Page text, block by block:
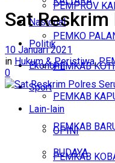
Nasional
Politik
Ekonomi
Sport
Lain-lain
OPINI
BUDAYA
PEMPROV
PEMKO
PEMKAB
PEMKAB
PEMKAB
PEMKAB
Sat
10 Januari 2021
in Hukum & Peristiwa,
0